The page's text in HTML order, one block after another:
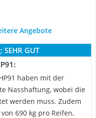
Angebote
SEHR GUT
haben mit der
Nasshaftung, wobei die
werden muss. Zudem
690 kg pro Reifen,